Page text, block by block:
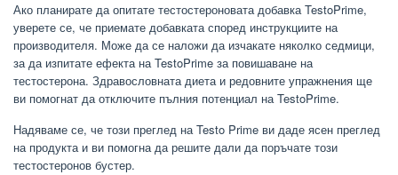
Ако планирате да опитате тестостероновата добавка TestoPrime,
уверете се, че приемате добавката според инструкциите на
производителя. Може да се наложи да изчакате няколко седмици,
за да изпитате ефекта на TestoPrime за повишаване на
тестостерона. Здравословната диета и редовните упражнения ще
ви помогнат да отключите пълния потенциал на TestoPrime.
Надяваме се, че този преглед на Testo Prime ви даде ясен преглед
на продукта и ви помогна да решите дали да поръчате този
тестостеронов бустер.